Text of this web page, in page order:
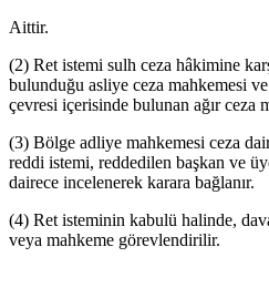
Aittir.
(2) Ret istemi sulh ceza hâkimine
bulunduğu asliye ceza mahkemesi
çevresi içerisinde bulunan ağır ceza
(3) Bölge adliye mahkemesi ceza
reddi istemi, reddedilen başkan ve
dairece incelenerek karara bağlanır.
(4) Ret isteminin kabulü halinde,
veya mahkeme görevlendirilir.